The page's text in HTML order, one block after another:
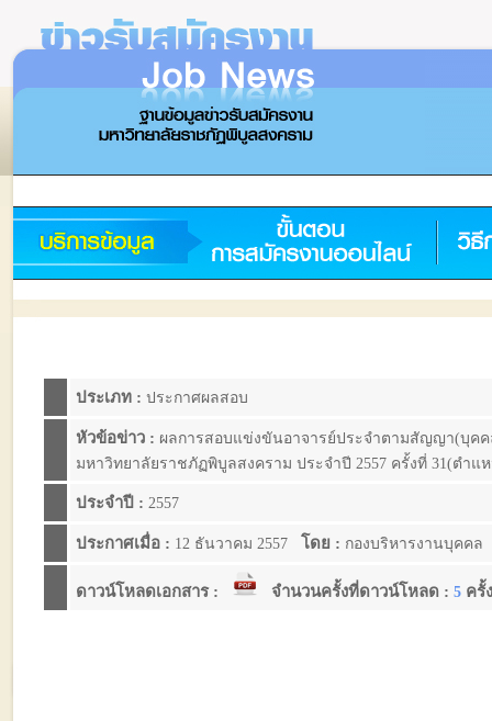
ประเภท : ประกาศผลสอบ
หัวข้อข่าว : ผลการสอบแข่งขันอาจารย์ประจำตามสัญญา(บุค
มหาวิทยาลัยราชภัฏพิบูลสงคราม ประจำปี 2557 ครั้งที่ 31(ตำแ
ประจำปี : 2557
ประกาศเมื่อ : 12 ธันวาคม 2557 โดย : กองบริหารงานบุคคล
ดาวน์โหลดเอกสาร : จำนวนครั้งที่ดาวน์โหลด : 5 ครั้ง